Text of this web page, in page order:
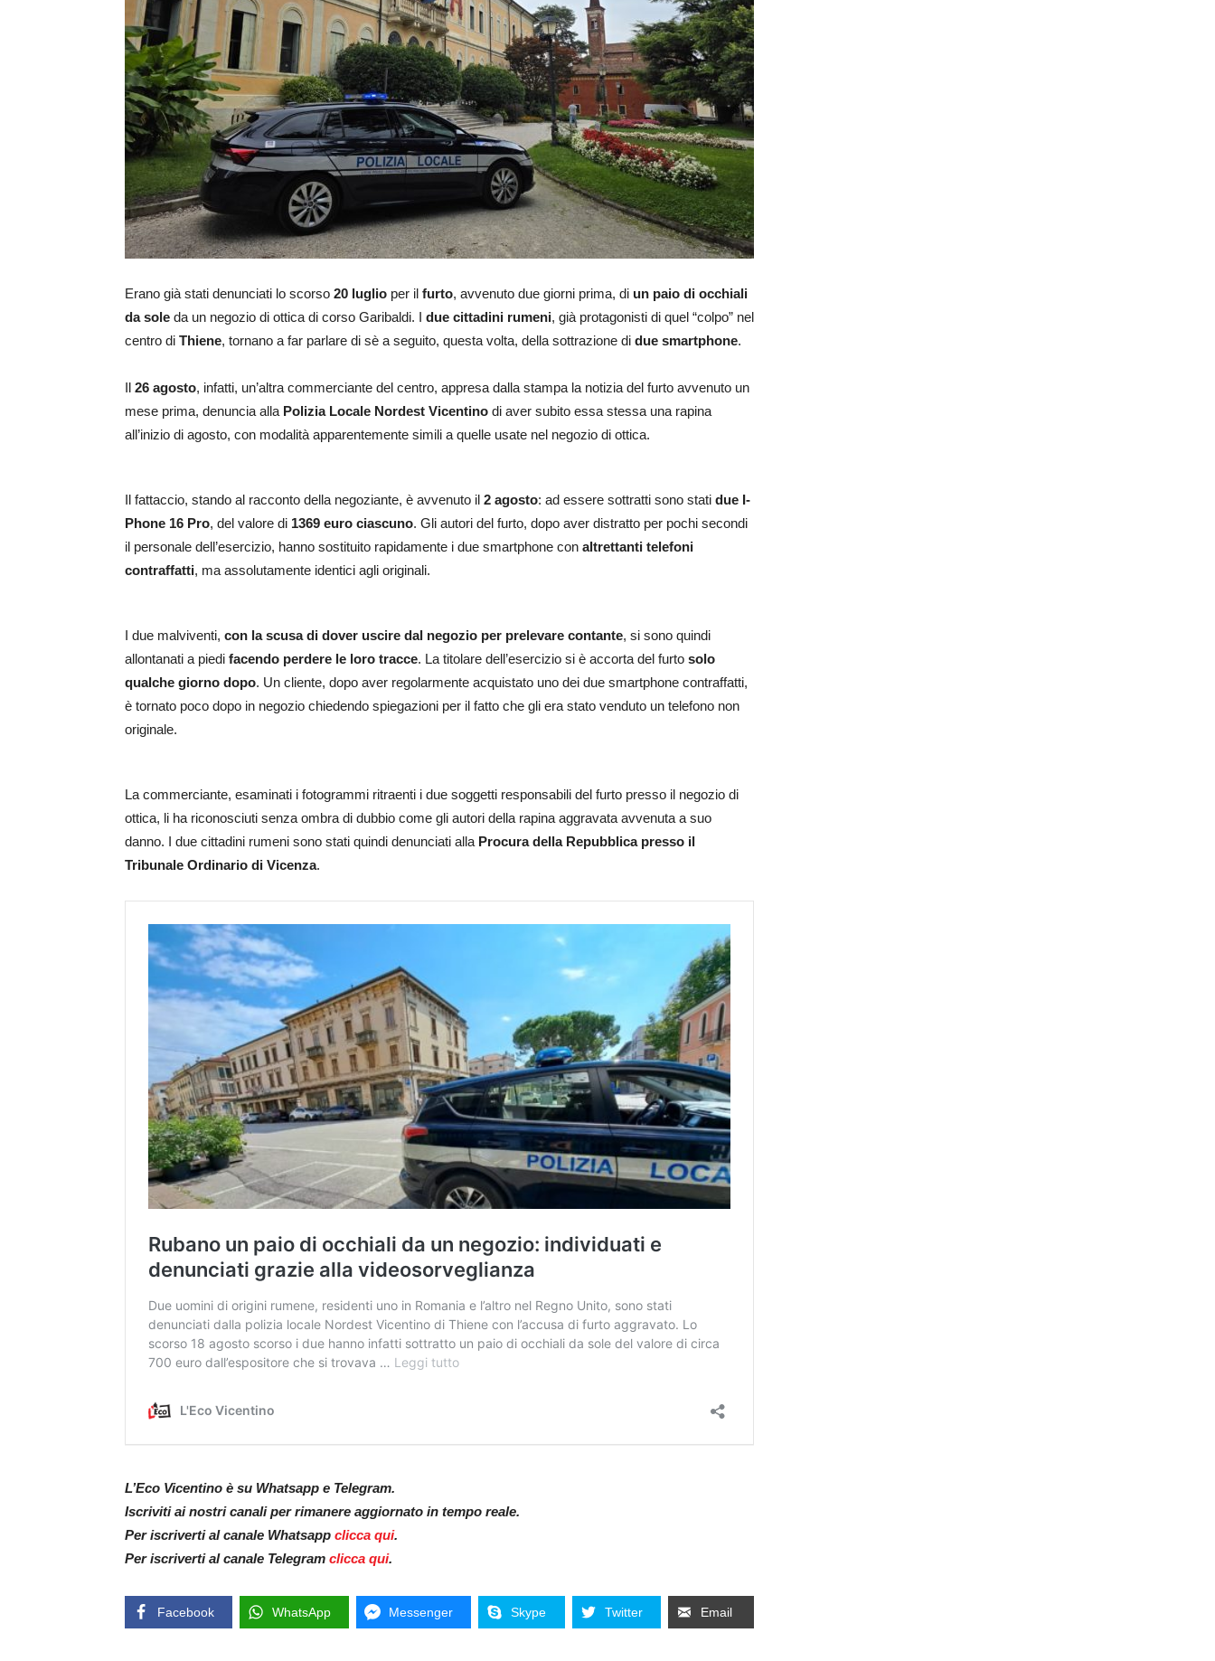
Erano già stati denunciati lo scorso 20 luglio per il furto, avvenuto due giorni prima, di un paio di occhiali
da sole da un negozio di ottica di corso Garibaldi. I due cittadini rumeni, già protagonisti di quel “colpo” nel
centro di Thiene, tornano a far parlare di sè a seguito, questa volta, della sottrazione di due smartphone.
Il 26 agosto, infatti, un’altra commerciante del centro, appresa dalla stampa la notizia del furto avvenuto un
mese prima, denuncia alla Polizia Locale Nordest Vicentino di aver subito essa stessa una rapina
all’inizio di agosto, con modalità apparentemente simili a quelle usate nel negozio di ottica.
Il fattaccio, stando al racconto della negoziante, è avvenuto il 2 agosto: ad essere sottratti sono stati due I-
Phone 16 Pro, del valore di 1369 euro ciascuno. Gli autori del furto, dopo aver distratto per pochi secondi
il personale dell’esercizio, hanno sostituito rapidamente i due smartphone con altrettanti telefoni
contraffatti, ma assolutamente identici agli originali.
I due malviventi, con la scusa di dover uscire dal negozio per prelevare contante, si sono quindi
allontanati a piedi facendo perdere le loro tracce. La titolare dell’esercizio si è accorta del furto solo
qualche giorno dopo. Un cliente, dopo aver regolarmente acquistato uno dei due smartphone contraffatti,
è tornato poco dopo in negozio chiedendo spiegazioni per il fatto che gli era stato venduto un telefono non
originale.
La commerciante, esaminati i fotogrammi ritraenti i due soggetti responsabili del furto presso il negozio di
ottica, li ha riconosciuti senza ombra di dubbio come gli autori della rapina aggravata avvenuta a suo
danno. I due cittadini rumeni sono stati quindi denunciati alla Procura della Repubblica presso il
Tribunale Ordinario di Vicenza.
L’Eco Vicentino è su Whatsapp e Telegram.
Iscriviti ai nostri canali per rimanere aggiornato in tempo reale.
Per iscriverti al canale Whatsapp clicca qui.
Per iscriverti al canale Telegram clicca qui.
Facebook WhatsApp Messenger Skype Twitter Email